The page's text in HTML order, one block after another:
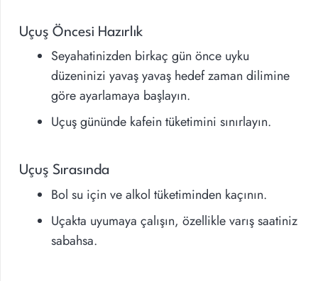
Uçuş Öncesi Hazırlık
Seyahatinizden birkaç gün önce uyku
düzeninizi yavaş yavaş hedef zaman dilimine
göre ayarlamaya başlayın.
Uçuş gününde kafein tüketimini sınırlayın.
Uçuş Sırasında
Bol su için ve alkol tüketiminden kaçının.
Uçakta uyumaya çalışın, özellikle varış saatiniz
sabahsa.